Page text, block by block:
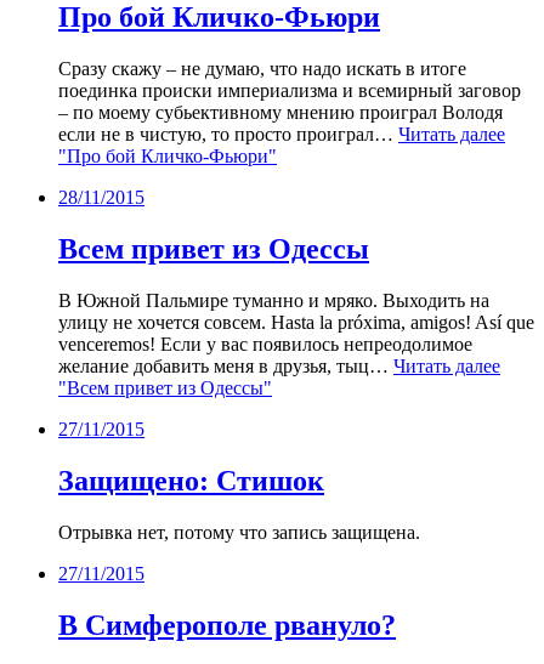
Про бой Кличко-Фьюри
Сразу скажу – не думаю, что надо искать в итоге
поединка происки империализма и всемирный заговор
– по моему субьективному мнению проиграл Володя
если не в чистую, то просто проиграл… Читать далее
"Про бой Кличко-Фьюри"
28/11/2015
Всем привет из Одессы
В Южной Пальмире туманно и мряко. Выходить на
улицу не хочется совсем. Hasta la próxima, amigos! Así que
venceremos! Если у вас появилось непреодолимое
желание добавить меня в друзья, тыц… Читать далее
"Всем привет из Одессы"
27/11/2015
Защищено: Стишок
Отрывка нет, потому что запись защищена.
27/11/2015
В Симферополе рвануло?